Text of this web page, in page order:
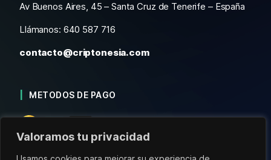
Valoramos tu privacidad
Av Buenos Aires, 45 – Santa Cruz de Tenerife – España
Llámanos: 640 587 716
contacto@criptonesia.com
METODOS DE PAGO